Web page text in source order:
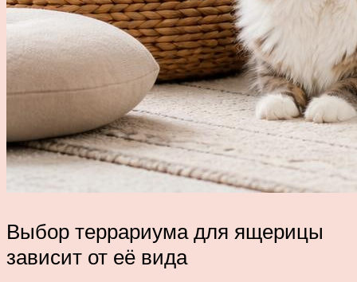
Выбор террариума для ящерицы
зависит от её вида